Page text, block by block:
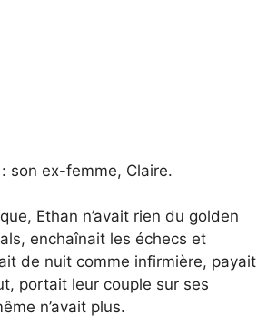
son ex-femme, Claire.
Ethan n’avait rien du golden
enchaînait les échecs et
de nuit comme infirmière, payait
portait leur couple sur ses
n’avait plus.